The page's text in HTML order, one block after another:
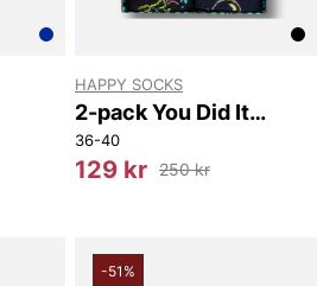
HAPPY SOCKS
2-pack You Did It
Socks Gift Set
36-40
129 kr 250 kr
-51%